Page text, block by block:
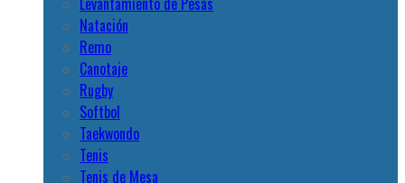
Natación
Remo
Canotaje
Rugby
Softbol
Taekwondo
Tenis
Tenis de Mesa